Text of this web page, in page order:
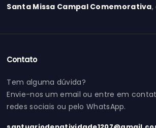
Santa Missa Campal Comemorativa,
Contato
Tem alguma dúvida?
Envie-nos um email ou entre em
redes sociais ou pelo WhatsApp.